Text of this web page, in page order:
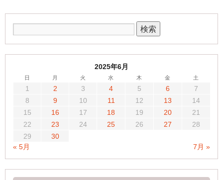
2025年6月
日 月 火 水 木 金 土
1 2 3 4 5 6
7
8
9 10 11 12 13
14
15
16 17 18 19 20
21
22
23 24 25 26 27
28
29
30
« 5月
7月 »